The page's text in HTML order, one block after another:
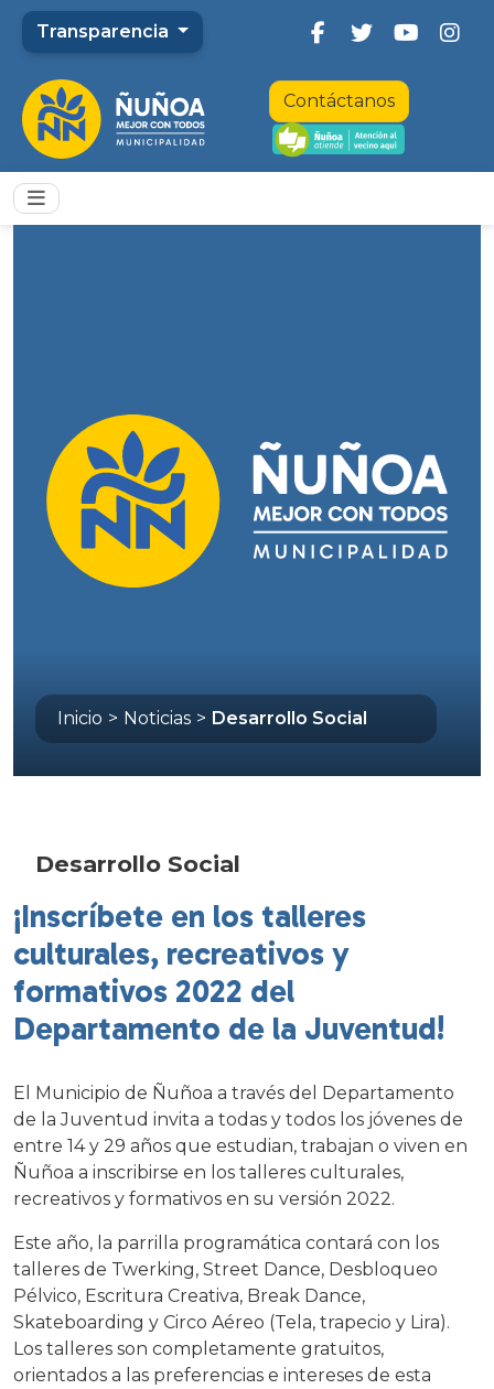
Transparencia
Contáctanos
Inicio > Noticias > Desarrollo Social
Desarrollo Social
¡Inscríbete en los talleres
culturales, recreativos y
formativos 2022 del
Departamento de la Juventud!
El Municipio de Ñuñoa a través del Departamento
de la Juventud invita a todas y todos los jóvenes de
entre 14 y 29 años que estudian, trabajan o viven en
Ñuñoa a inscribirse en los talleres culturales,
recreativos y formativos en su versión 2022.
Este año, la parrilla programática contará con los
talleres de Twerking, Street Dance, Desbloqueo
Pélvico, Escritura Creativa, Break Dance,
Skateboarding y Circo Aéreo (Tela, trapecio y Lira).
Los talleres son completamente gratuitos,
orientados a las preferencias e intereses de esta